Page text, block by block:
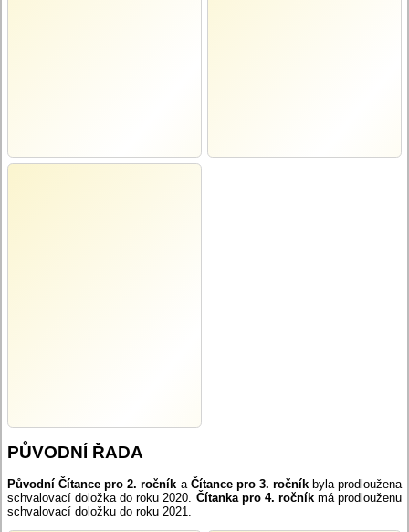
PŮVODNÍ ŘADA
Původní Čítance pro 2. ročník a Čítance pro 3. ročníkbyla prodloužena
schvalovací doložka do roku 2020. Čítanka pro 4. ročníkmá prodlouženu
schvalovací doložku do roku 2021.